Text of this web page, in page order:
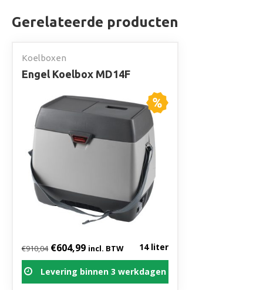
Gerelateerde producten
Koelboxen
Engel Koelbox MD14F
14 liter
€910,04 Oorspronkelijke prijs was: €910,04.
€604,99Huidige prijs is: €604,99.
incl. BTW
Levering binnen 3 werkdagen